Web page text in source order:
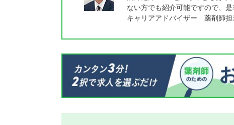
ない方でも紹介可能ですので、是
キャリアアドバイザー 薬剤師担